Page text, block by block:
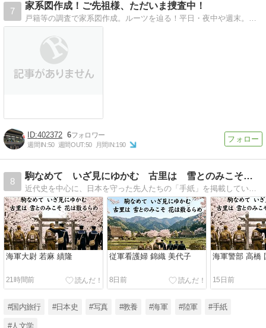
7
家系図作成！ご先祖様、ただいま捜査中！
戸籍等の調査で家系図作成。ルーツを辿る！平日・夜中や週末。仕事の合間にせっせと作業を続けています。
402372 6
週間IN:50 週間OUT:50 月間IN:190
8
駒なめて いざ見にゆかむ 古里は 雪とのみこそ 花は散るらめ
近代史を中心に、日本を守った先人たちの「手紙」を掲載しています。歴史のエピソードから現代に活かせる学びを綴る、個人の備忘録。たまに季節の小旅行記も。知られざる歴史の息遣いや先人の想いを、皆様と共有できれば嬉しいです。
海軍大尉 若麻 績隆
21時間前
従軍看護婦 錦織 美代子
8日前
海軍警部 高橋
15日前
#国内旅行 #日本史 #写真 #教養 #海軍 #陸軍 #手紙
#人文学